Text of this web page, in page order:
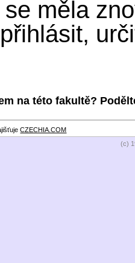
měla
na této fakultě?
CZECHIA.COM
(c)